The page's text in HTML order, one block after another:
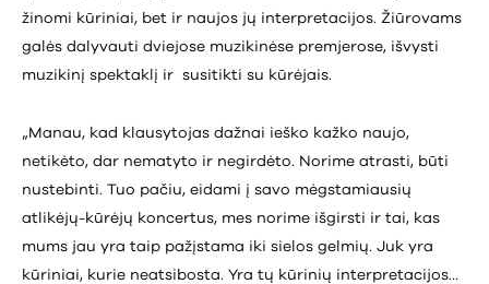
žinomi kūriniai, bet ir naujos jų interpretacijos. Žiūrovams
galės dalyvauti dviejose muzikinėse premjerose, išvysti
muzikinį spektaklį ir susitikti su kūrėjais.
„Manau, kad klausytojas dažnai ieško kažko naujo,
netikėto, dar nematyto ir negirdėto. Norime atrasti, būti
nustebinti. Tuo pačiu, eidami į savo mėgstamiausių
atlikėjų-kūrėjų koncertus, mes norime išgirsti ir tai, kas
mums jau yra taip pažįstama iki sielos gelmių. Juk yra
kūriniai, kurie neatsibosta. Yra tų kūrinių interpretacijos…